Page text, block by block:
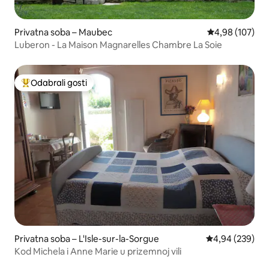
Privatna soba – Maubec Prosječna
4,98 (107)
Luberon - La Maison Magnarelles Chambre La Soie
Među najviše rangiranima s oznakom „Odabrali gosti”
Odabrali gosti
Privatna soba – L'Isle-sur-la-Sorgue Prosječna
4,94 (239)
Kod Michela i Anne Marie u prizemnoj vili